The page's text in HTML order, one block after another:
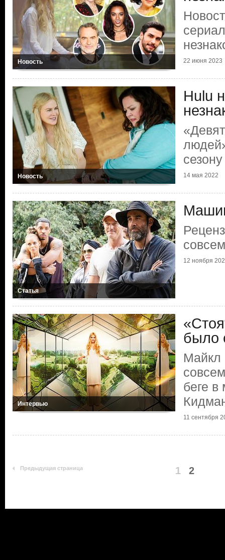
Новость 22 июня 2023
Новость
Hulu
сезону
14 мая 2022
Статья
12 ноября
Интервью
было
Майкл
беге
11 сентября
Предыдущая страница 1 2